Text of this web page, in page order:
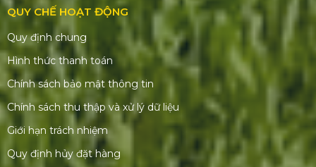
QUY CHẾ HOẠT ĐỘNG
Quy định chung
Hình thức thanh toán
Chính sách bảo mật thông tin
Chính sách thu thập và xử lý dữ liệu
Giới hạn trách nhiệm
Quy định hủy đặt hàng